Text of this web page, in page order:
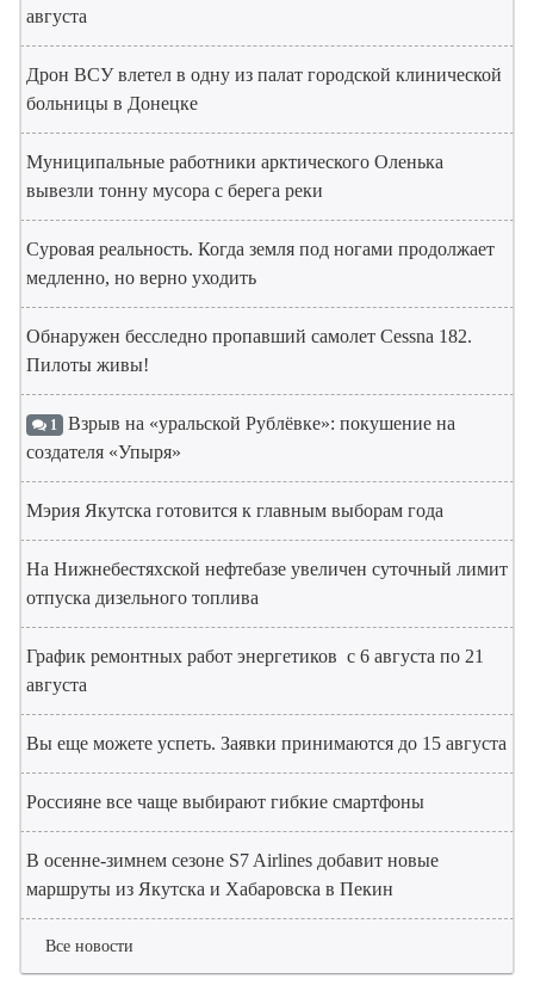
августа
Дрон ВСУ влетел в одну из палат городской клинической
больницы в Донецке
Муниципальные работники арктического Оленька
вывезли тонну мусора с берега реки
Суровая реальность. Когда земля под ногами продолжает
медленно, но верно уходить
Обнаружен бесследно пропавший самолет Cessna 182.
Пилоты живы!
1 Взрыв на «уральской Рублёвке»: покушение на
создателя «Упыря»
Мэрия Якутска готовится к главным выборам года
На Нижнебестяхской нефтебазе увеличен суточный лимит
отпуска дизельного топлива
График ремонтных работ энергетиков с 6 августа по 21
августа
Вы еще можете успеть. Заявки принимаются до 15 августа
Россияне все чаще выбирают гибкие смартфоны
В осенне-зимнем сезоне S7 Airlines добавит новые
маршруты из Якутска и Хабаровска в Пекин
Все новости